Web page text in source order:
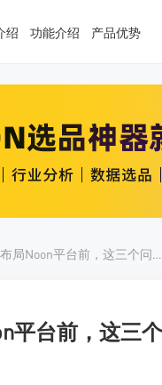
绍 功能介绍 产品优势
跨境电商布局Noon平台前，这三个问题先想清楚
平台前，这三